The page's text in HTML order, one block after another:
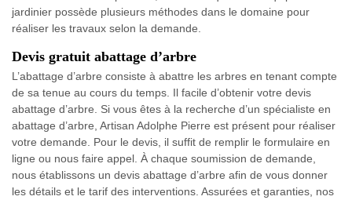
jardinier possède plusieurs méthodes dans le domaine pour
réaliser les travaux selon la demande.
Devis gratuit abattage d’arbre
L’abattage d’arbre consiste à abattre les arbres en tenant compte
de sa tenue au cours du temps. Il facile d’obtenir votre devis
abattage d’arbre. Si vous êtes à la recherche d’un spécialiste en
abattage d’arbre, Artisan Adolphe Pierre est présent pour réaliser
votre demande. Pour le devis, il suffit de remplir le formulaire en
ligne ou nous faire appel. À chaque soumission de demande,
nous établissons un devis abattage d’arbre afin de vous donner
les détails et le tarif des interventions. Assurées et garanties, nos